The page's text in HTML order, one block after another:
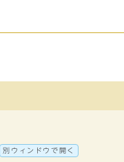
別ウィンドウで開く